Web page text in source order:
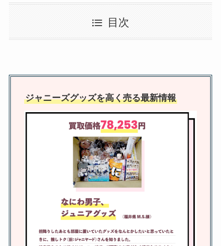
にいる？グループが生まれた日や
デビュー日も全部お祝いしよう！
ジャニーズグッズ買取は口コミ悪
や開封済み・知恵袋なども調査！
猪狩蒼弥に同期はいない？入所日
はどっちで何年目？大学や年齢も
やまぴーの昔は？不祥事・歴代彼
女やドラマ一覧・整形等について
目次
ジャニーズグッズを高く売る最新情報